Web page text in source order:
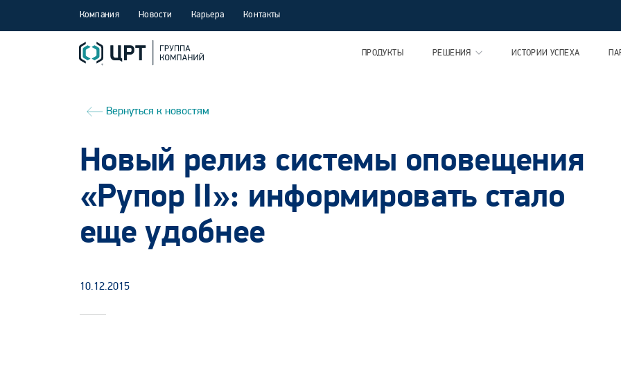
Компания Новости Карьера Контакты
ПРОДУКТЫ РЕШЕНИЯ ИСТОРИИ УСПЕХА
Вернуться к новостям
Новый релиз системы оповещения
«Рупор II»: информировать стало
еще удобнее
10.12.2015